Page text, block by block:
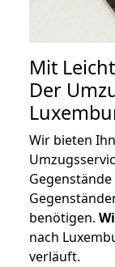
Mit
Der
Wir bieten
benötigen.
nach
verläuft.